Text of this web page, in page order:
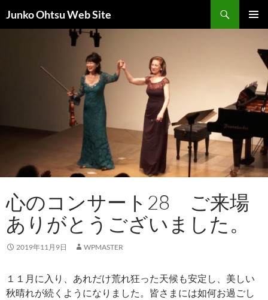
ンJunko Ohtsu Web Site
索
心のコンサート28 ご来場
ありがとうございました。
2019年11月9日 WPMASTER
１１月に入り、あれだけ荒れ狂った天候も安定し、美しい
秋晴れが続くようになりました。皆さまには如何お過ごし